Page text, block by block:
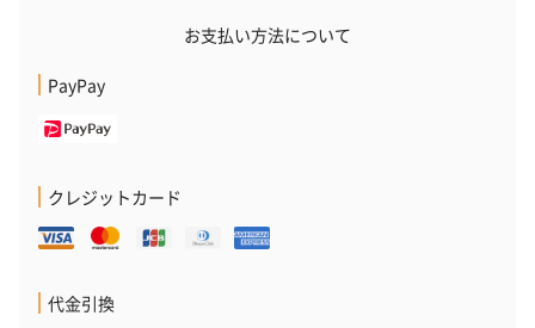
いぶりがっことチーズ
お支払い方法について
PayPay
クレジットカード
代金引換